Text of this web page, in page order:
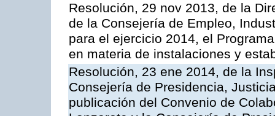
Resolución, 29 nov 2013, de la
de la Consejería de Empleo,
para el ejercicio 2014, el
en materia de instalaciones y
Resolución, 23 ene 2014, de la
Consejería de Presidencia,
publicación del Convenio de